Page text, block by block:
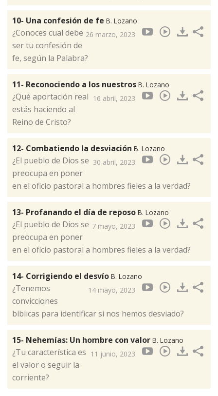
10- Una confesión de fe B. Lozano
26 marzo, 2023
¿Conoces cual debe
ser tu confesión de
fe, según la Palabra?
11- Reconociendo a los nuestros B. Lozano
16 abril, 2023
¿Qué aportación real
estás haciendo al
Reino de Cristo?
12- Combatiendo la desviación B. Lozano
30 abril, 2023
¿El pueblo de Dios se
preocupa en poner
en el oficio pastoral a hombres fieles a la verdad?
13- Profanando el día de reposo B. Lozano
7 mayo, 2023
¿El pueblo de Dios se
preocupa en poner
en el oficio pastoral a hombres fieles a la verdad?
14- Corrigiendo el desvío B. Lozano
14 mayo, 2023
¿Tenemos
convicciones
bíblicas para identificar si nos hemos desviado?
15- Nehemías: Un hombre con valor B. Lozano
11 junio, 2023
¿Tu característica es
el valor o seguir la
corriente?